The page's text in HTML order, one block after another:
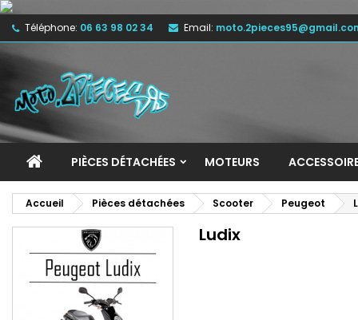
Téléphone: 06 63 98 02 34 Email:
PIÈCES DÉTACHÉES MOTEURS
Accueil Pièces détachées Scooter Peugeot
Ludix